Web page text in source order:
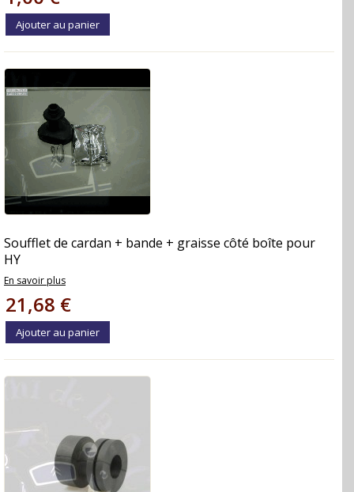
Ajouter au panier
Soufflet de cardan + bande + graisse côté boîte pour
HY
En savoir plus
21,68 €
Ajouter au panier